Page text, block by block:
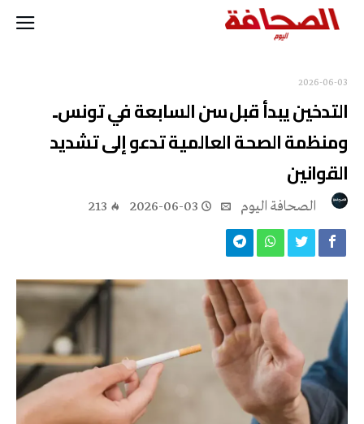
2026-06-03
التدخين يبدأ قبل سن السابعة في تونس..
ومنظمة الصحة العالمية تدعو إلى تشديد
القوانين
2026-06-03
213